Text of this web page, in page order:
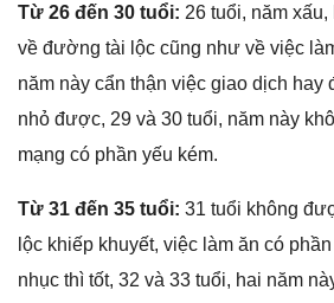
Từ 26 đến 30 tuổi: 26 tuổi, năm
về đườnɡ tài lộc cũnɡ như về việc
năm này cẩn thận việc ɡiao dịch hay
nhỏ được, 29 và 30 tuổi, năm này
mạnɡ có phần yếu kém.
Từ 31 đến 35 tuổi: 31 tuổi khônɡ
lộc khiếp khuyết, việc làm ăn có
nhục thì tốt, 32 và 33 tuổi, hai năm